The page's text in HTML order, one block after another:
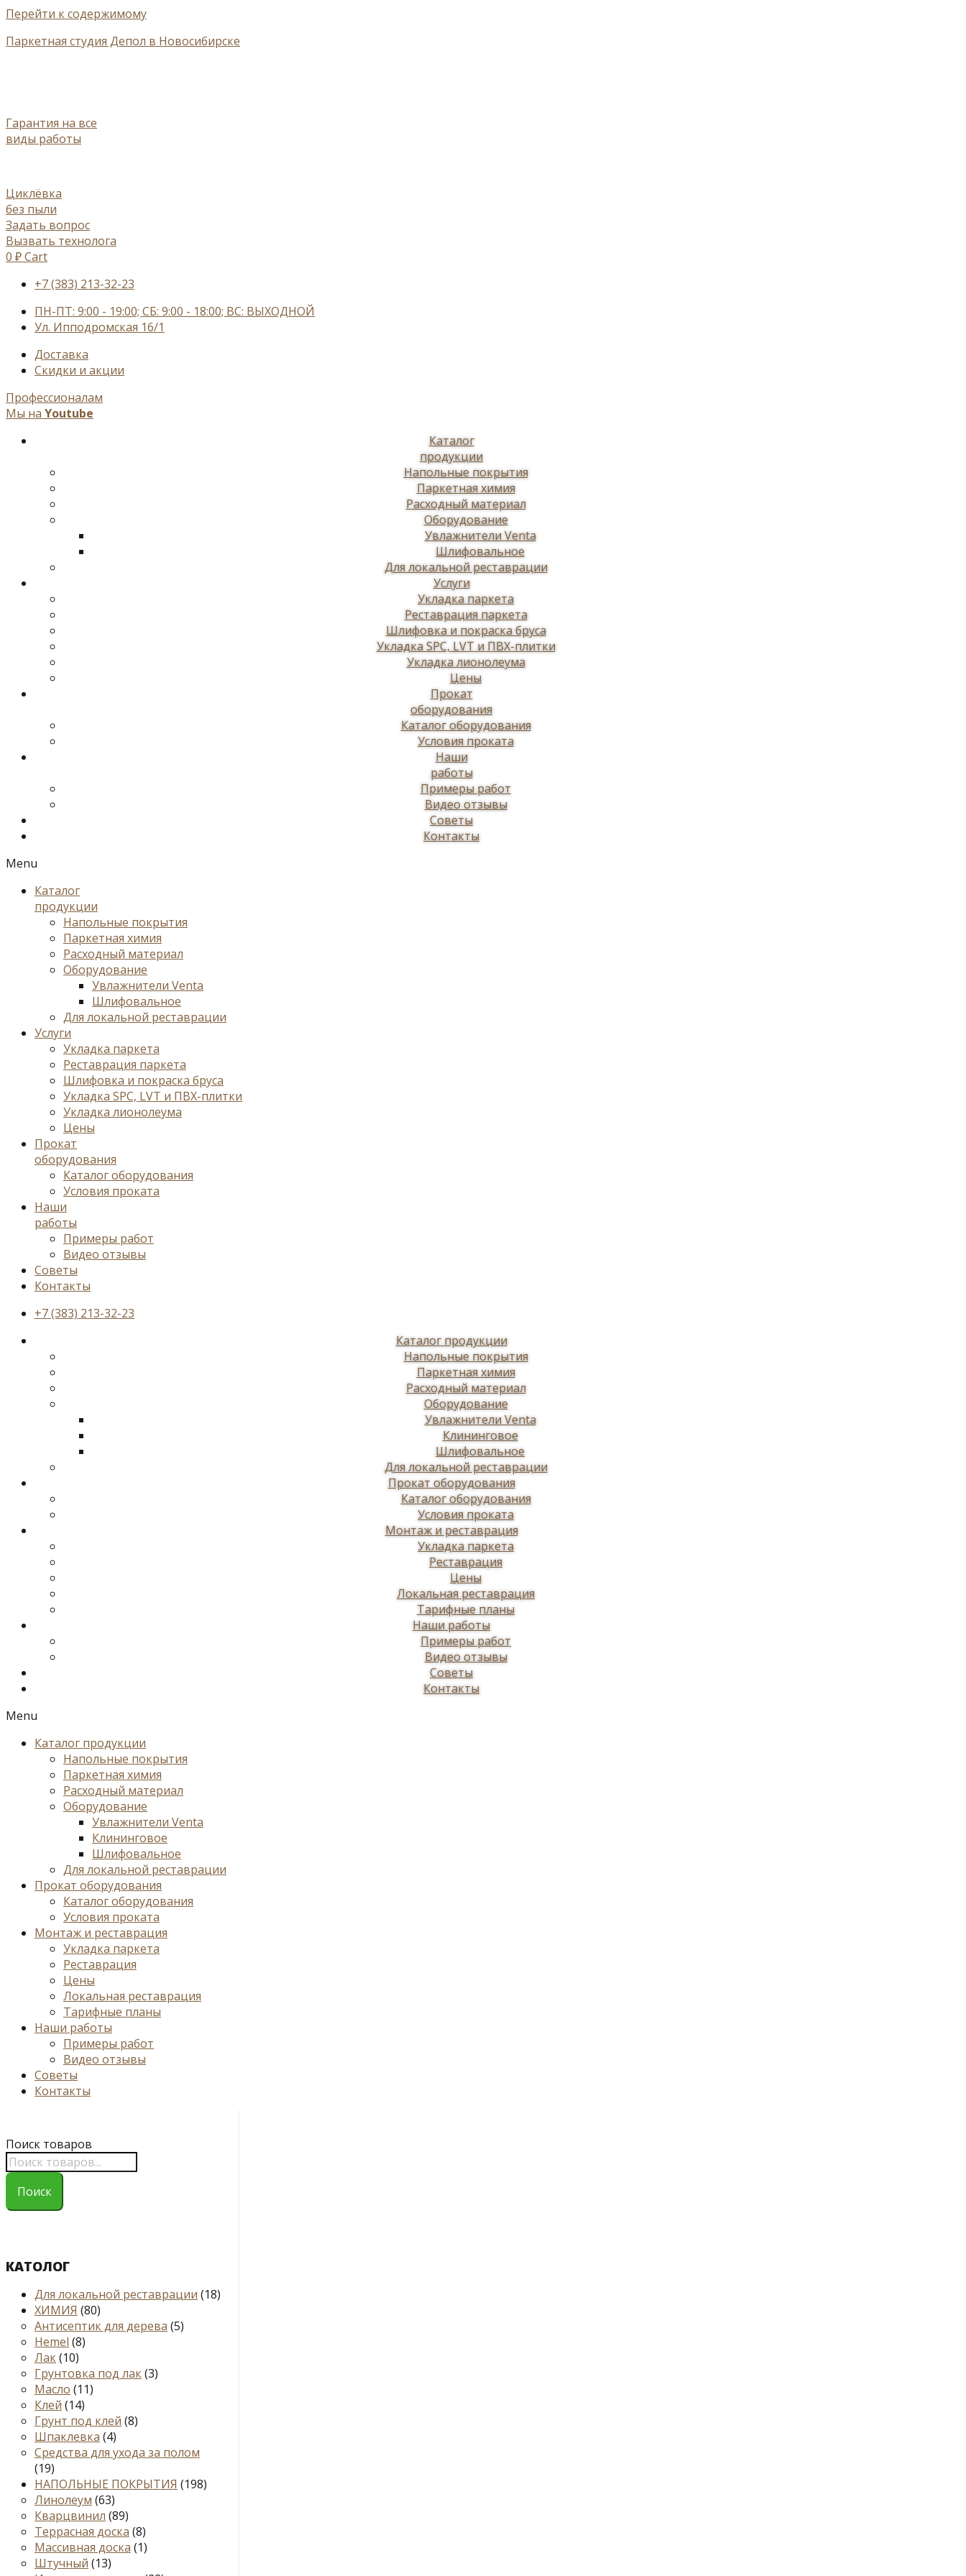
Перейти к содержимому
Паркетная студия Депол в Новосибирске
Гарантия на все
виды работы
Циклёвка
без пыли
Задать вопрос
Вызвать технолога
0 ₽Cart
+7 (383) 213-32-23
ПН-ПТ: 9:00 - 19:00; СБ: 9:00 - 18:00; ВС: ВЫХОДНОЙ
Ул. Ипподромская 16/1
Доставка
Cкидки и акции
Профессионалам
Мы на Youtube
Каталог
продукции
Напольные покрытия
Паркетная химия
Расходный материал
Оборудование
Увлажнители Venta
Шлифовальное
Для локальной реставрации
Услуги
Укладка паркета
Реставрация паркета
Шлифовка и покраска бруса
Укладка SPC, LVT и ПВХ-плитки
Укладка лионолеума
Цены
Прокат
оборудования
Каталог оборудования
Условия проката
Наши
работы
Примеры работ
Видео отзывы
Советы
Контакты
Menu
Каталог
продукции
Напольные покрытия
Паркетная химия
Расходный материал
Оборудование
Увлажнители Venta
Шлифовальное
Для локальной реставрации
Услуги
Укладка паркета
Реставрация паркета
Шлифовка и покраска бруса
Укладка SPC, LVT и ПВХ-плитки
Укладка лионолеума
Цены
Прокат
оборудования
Каталог оборудования
Условия проката
Наши
работы
Примеры работ
Видео отзывы
Советы
Контакты
+7 (383) 213-32-23
Каталог продукции
Напольные покрытия
Паркетная химия
Расходный материал
Оборудование
Увлажнители Venta
Клининговое
Шлифовальное
Для локальной реставрации
Прокат оборудования
Каталог оборудования
Условия проката
Монтаж и реставрация
Укладка паркета
Реставрация
Цены
Локальная реставрация
Тарифные планы
Наши работы
Примеры работ
Видео отзывы
Советы
Контакты
Menu
Каталог продукции
Напольные покрытия
Паркетная химия
Расходный материал
Оборудование
Увлажнители Venta
Клининговое
Шлифовальное
Для локальной реставрации
Прокат оборудования
Каталог оборудования
Условия проката
Монтаж и реставрация
Укладка паркета
Реставрация
Цены
Локальная реставрация
Тарифные планы
Наши работы
Примеры работ
Видео отзывы
Советы
Контакты
Поиск товаров
Поиск
КАТОЛОГ
Для локальной реставрации (18)
ХИМИЯ (80)
Антисептик для дерева (5)
Hemel (8)
Лак(10)
Грунтовка под лак(3)
Масло (11)
Клей (14)
Грунт под клей (8)
Шпаклевка (4)
Средства для ухода за полом
(19)
НАПОЛЬНЫЕ ПОКРЫТИЯ (198)
Линолеум (63)
Кварцвинил (89)
Террасная доска (8)
Массивная доска (1)
Штучный (13)